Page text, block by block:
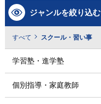
ジャンルを絞り込む
すべて スクール・習い事
学習塾・進学塾
個別指導・家庭教師